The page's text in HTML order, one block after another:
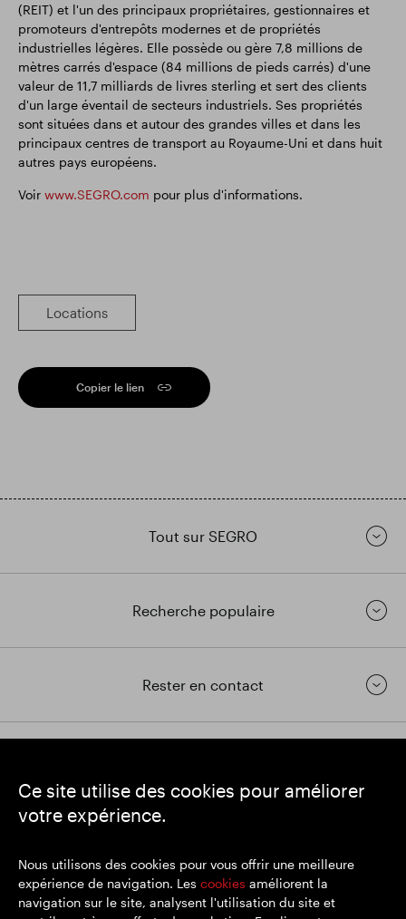
Ce site utilise des cookies pour améliorer
votre expérience.
Nous utilisons des cookies pour vous offrir une meilleure
expérience de navigation. Les cookies améliorent la
navigation sur le site, analysent l'utilisation du site et
(REIT) et l'un des principaux propriétaires, gestionnaires et
promoteurs d'entrepôts modernes et de propriétés
industrielles légères. Elle possède ou gère 7,8 millions de
mètres carrés d'espace (84 millions de pieds carrés) d'une
valeur de 11,7 milliards de livres sterling et sert des clients
d'un large éventail de secteurs industriels. Ses propriétés
sont situées dans et autour des grandes villes et dans les
principaux centres de transport au Royaume-Uni et dans huit
autres pays européens.
Voir www.SEGRO.com pour plus d'informations.
Locations
Copier le lien
Tout sur SEGRO
Recherche populaire
Rester en contact
SEGRO
Siège social : 1 New Burlington Place, Londres W1S 2HR
Lieu d'immatriculation : Angleterre et Pays de Galles